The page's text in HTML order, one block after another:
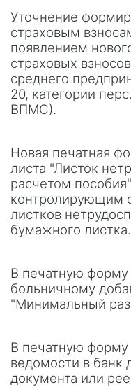
Уточнение
страховым
появлением
страховых
среднего
20, категории
ВПМС).
Новая печатная
листа "Листок
расчетом
контролирующим
листков
бумажного листка.
В печатную форму
больничному
"Минимальный
В печатную
ведомости в банк
документа или